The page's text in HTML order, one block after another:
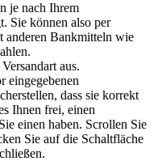
je nach Ihrem
Sie können also per
anderen Bankmitteln wie
aus.
eingegebenen
dass sie korrekt
Ihnen frei, einen
einen haben. Scrollen Sie
Sie auf die Schaltfläche